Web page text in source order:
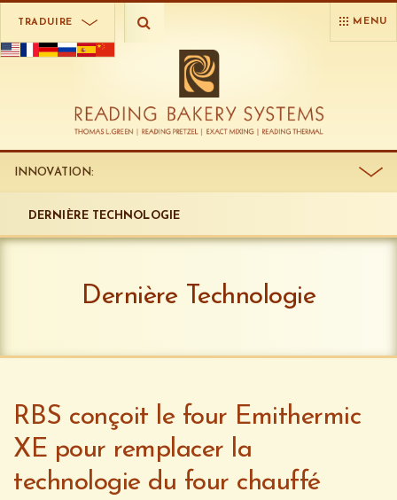
TRADUIRE MENU
INNOVATION:
DERNIÈRE TECHNOLOGIE
Dernière Technologie
RBS conçoit le four Emithermic
XE pour remplacer la
technologie du four chauffé